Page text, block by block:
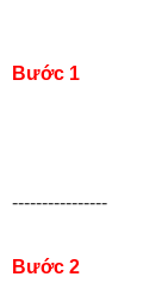
Bước 1
----------------
Bước 2